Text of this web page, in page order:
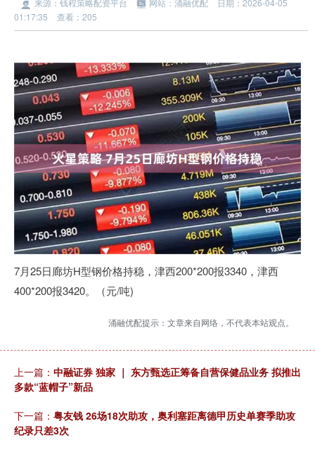
来源：钱程策略配资平台 网站：涌融优配
日期：2026-04-05
01:17:35
查看：205
7月25日廊坊H型钢价格持稳，津西200*200报3340，津西
400*200报3420。（元/吨)
涌融优配提示：文章来自网络，不代表本站观点。
上一篇： 中融证券 独家 ｜ 东方甄选正筹备自营保健品业务 拟推出
多款“蓝帽子”新品
下一篇： 粤友钱 26场18次助攻，奥利塞距离德甲历史单赛季助攻
纪录只差3次